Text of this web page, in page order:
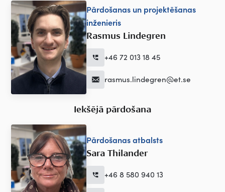
Pārdošanas un projektēšanas
inženieris
Rasmus Lindegren
+46 72 013 18 45
rasmus.lindegren@et.se
Iekšējā pārdošana
Pārdošanas atbalsts
Sara Thilander
+46 8 580 940 13